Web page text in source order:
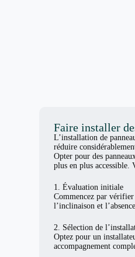
Faire installer
L’installation de
réduire
Opter pour des
plus en plus accessible.
1. Évaluation initiale
Commencez par
l’inclinaison et
2. Sélection de
Optez pour un
accompagnement